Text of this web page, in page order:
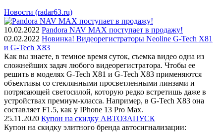
Новости (radar63.ru)
10.02.2022 Pandora NAV MAX поступает в продажу!
02.02.2022 Новинка! Видеорегистраторы Neoline G-Tech X81
и G-Tech X83
Как вы знаете, в темное время суток, съемка видео одна из
сложнейших задач любого видеорегистратора. Чтобы ее
решить в моделях G-Tech X81 и G-Tech X83 применяются
объективы со стеклянными просветленными линзами и
потрясающей светосилой, которую редко встретишь даже в
устройствах премиум-класса. Например, в G-Tech X83 она
составляет F1.5, как у IPhone 13 Pro Max.
25.11.2020 Купон на скидку АВТОЗАПУСК
Купон на скидку элитного бренда автосигнализации: